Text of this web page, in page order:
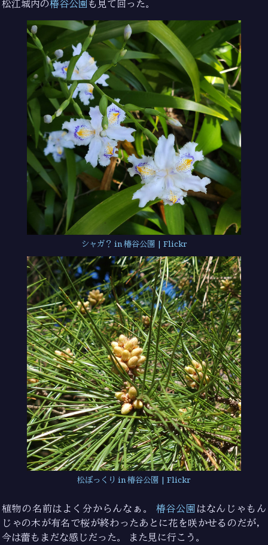
松江城内の椿谷公園も見て回った。
シャガ？ in 椿谷公園 | Flickr
松ぼっくり in 椿谷公園 | Flickr
植物の名前はよく分からんなぁ。 椿谷公園はなんじゃもん
じゃの木が有名で桜が終わったあとに花を咲かせるのだが，
今は蕾もまだな感じだった。 また見に行こう。